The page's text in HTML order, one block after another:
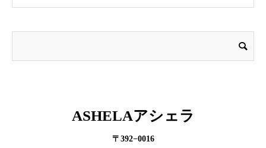
ASHELAアシェラ
〒392−0016